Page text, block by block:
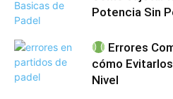
Potencia Sin
Errores
cómo
Nivel